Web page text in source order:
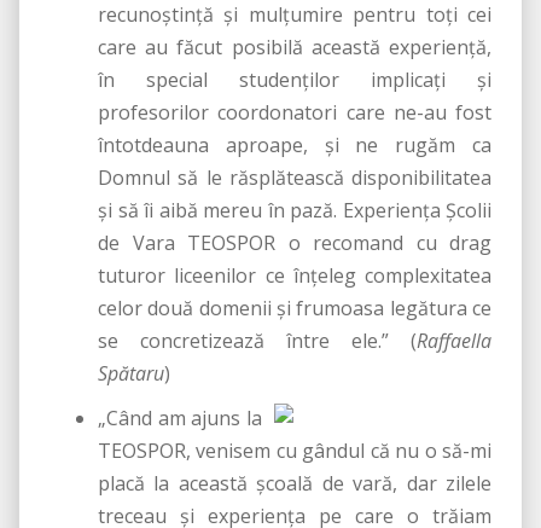
recunoştinţă şi mulţumire pentru toţi cei
care au făcut posibilă această experienţă,
în special studenţilor implicaţi şi
profesorilor coordonatori care ne-au fost
întotdeauna aproape, şi ne rugăm ca
Domnul să le răsplătească disponibilitatea
şi să îi aibă mereu în pază. Experienţa Şcolii
de Vara TEOSPOR o recomand cu drag
tuturor liceenilor ce înţeleg complexitatea
celor două domenii şi frumoasa legătura ce
se concretizează între ele.” (Raffaella
Spătaru)
„Când am ajuns la
TEOSPOR, venisem cu gândul că nu o să-mi
placă la această şcoală de vară, dar zilele
treceau şi experienţa pe care o trăiam